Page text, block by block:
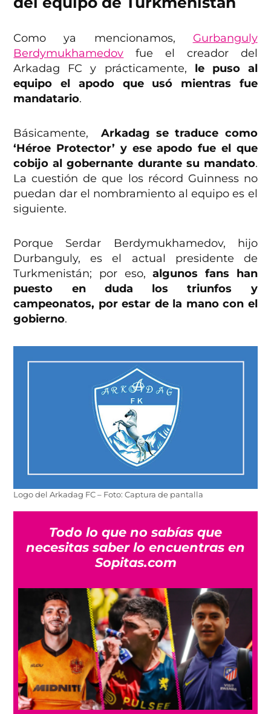
Como ya mencionamos, Gurbanguly
Berdymukhamedov fue el creador del
Arkadag FC y prácticamente, le puso al
equipo el apodo que usó mientras fue
mandatario.
Básicamente, Arkadag se traduce como
‘Héroe Protector’ y ese apodo fue el que
cobijo al gobernante durante su mandato.
La cuestión de que los récord Guinness no
puedan dar el nombramiento al equipo es el
siguiente.
Porque Serdar Berdymukhamedov, hijo
Durbanguly, es el actual presidente de
Turkmenistán; por eso,algunos fans han
puesto en duda los triunfos y
campeonatos, por estar de la mano con el
gobierno.
Logo del Arkadag FC – Foto: Captura de pantalla
Todo lo que no sabías que
necesitas saber lo encuentras en
Sopitas.com